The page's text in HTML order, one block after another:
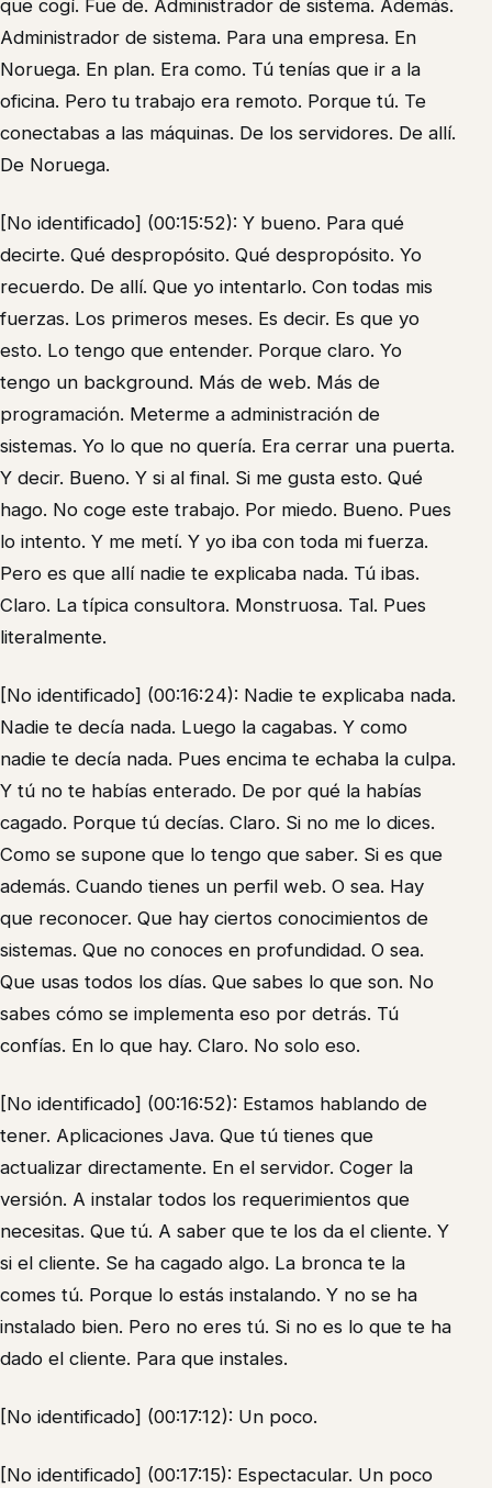
que cogí. Fue de. Administrador de sistema. Además.
Administrador de sistema. Para una empresa. En
Noruega. En plan. Era como. Tú tenías que ir a la
oficina. Pero tu trabajo era remoto. Porque tú. Te
conectabas a las máquinas. De los servidores. De allí.
De Noruega.
[No identificado] (00:15:52): Y bueno. Para qué
decirte. Qué despropósito. Qué despropósito. Yo
recuerdo. De allí. Que yo intentarlo. Con todas mis
fuerzas. Los primeros meses. Es decir. Es que yo
esto. Lo tengo que entender. Porque claro. Yo
tengo un background. Más de web. Más de
programación. Meterme a administración de
sistemas. Yo lo que no quería. Era cerrar una puerta.
Y decir. Bueno. Y si al final. Si me gusta esto. Qué
hago. No coge este trabajo. Por miedo. Bueno. Pues
lo intento. Y me metí. Y yo iba con toda mi fuerza.
Pero es que allí nadie te explicaba nada. Tú ibas.
Claro. La típica consultora. Monstruosa. Tal. Pues
literalmente.
[No identificado] (00:16:24): Nadie te explicaba nada.
Nadie te decía nada. Luego la cagabas. Y como
nadie te decía nada. Pues encima te echaba la culpa.
Y tú no te habías enterado. De por qué la habías
cagado. Porque tú decías. Claro. Si no me lo dices.
Como se supone que lo tengo que saber. Si es que
además. Cuando tienes un perfil web. O sea. Hay
que reconocer. Que hay ciertos conocimientos de
sistemas. Que no conoces en profundidad. O sea.
Que usas todos los días. Que sabes lo que son. No
sabes cómo se implementa eso por detrás. Tú
confías. En lo que hay. Claro. No solo eso.
[No identificado] (00:16:52): Estamos hablando de
tener. Aplicaciones Java. Que tú tienes que
actualizar directamente. En el servidor. Coger la
versión. A instalar todos los requerimientos que
necesitas. Que tú. A saber que te los da el cliente. Y
si el cliente. Se ha cagado algo. La bronca te la
comes tú. Porque lo estás instalando. Y no se ha
instalado bien. Pero no eres tú. Si no es lo que te ha
dado el cliente. Para que instales.
[No identificado] (00:17:12): Un poco.
[No identificado] (00:17:15): Espectacular. Un poco